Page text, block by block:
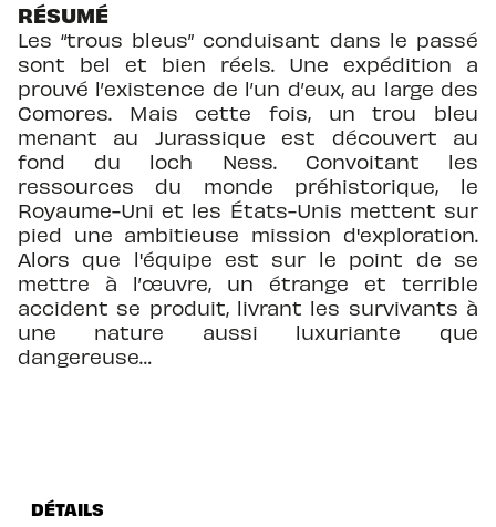
RÉSUMÉ
Les “trous bleus” conduisant dans le passé
sont bel et bien réels. Une expédition a
prouvé l’existence de l’un d’eux, au large des
Comores. Mais cette fois, un trou bleu
menant au Jurassique est découvert au
fond du loch Ness. Convoitant les
ressources du monde préhistorique, le
Royaume-Uni et les États-Unis mettent sur
pied une ambitieuse mission d'exploration.
Alors que l'équipe est sur le point de se
mettre à l’œuvre, un étrange et terrible
accident se produit, livrant les survivants à
une nature aussi luxuriante que
dangereuse…
DÉTAILS